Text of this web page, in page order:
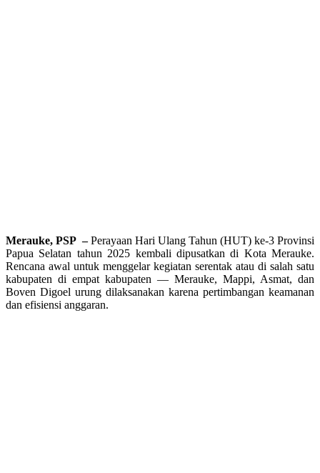
Merauke, PSP –Perayaan Hari Ulang Tahun (HUT) ke-3 Provinsi
Papua Selatan tahun 2025 kembali dipusatkan di Kota Merauke.
Rencana awal untuk menggelar kegiatan serentak atau di salah satu
kabupaten di empat kabupaten — Merauke, Mappi, Asmat, dan
Boven Digoel urung dilaksanakan karena pertimbangan keamanan
dan efisiensi anggaran.